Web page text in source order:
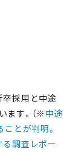
採用と中途
ます。（※ 中途
とが判明。
る調査レポー